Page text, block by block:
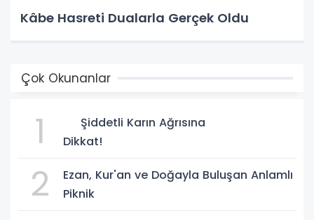
Kâbe Hasreti Dualarla Gerçek Oldu
Çok Okunanlar
1
Şiddetli Karın Ağrısına
Dikkat!
2
Ezan, Kur'an ve Doğayla Buluşan Anlamlı
Piknik